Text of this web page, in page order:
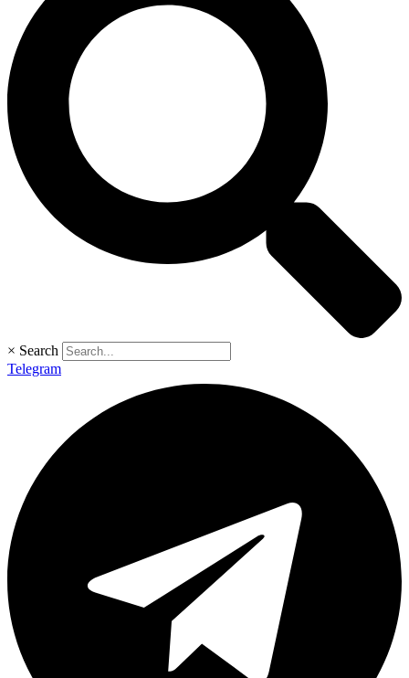
× Search
Telegram